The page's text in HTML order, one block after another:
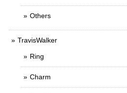
Others
TravisWalker
Ring
Charm